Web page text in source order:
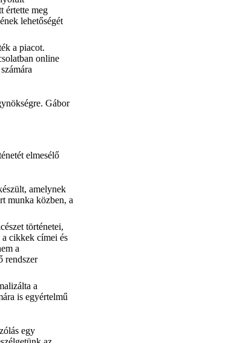
értette meg
lehetőségét
a piacot.
online
Gábor
elmesélő
amelynek
munka közben, a
történetei,
cikkek címei és
a
rendszer
a
is egyértelmű
egy